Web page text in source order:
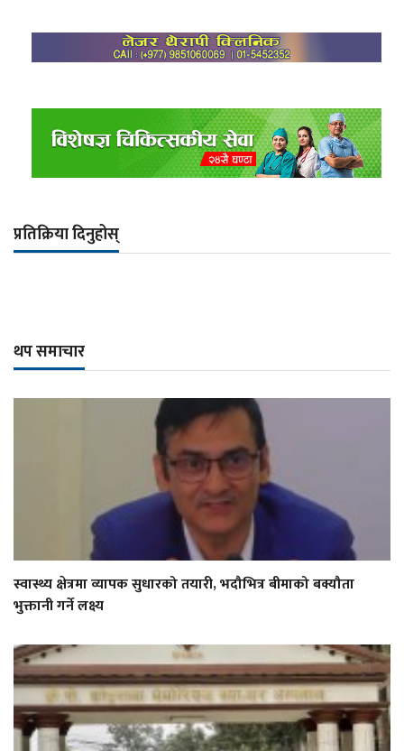
प्रतिक्रिया दिनुहोस्
थप समाचार
स्वास्थ्य क्षेत्रमा व्यापक सुधारको तयारी, भदौभित्र बीमाको बक्यौता
भुक्तानी गर्ने लक्ष्य